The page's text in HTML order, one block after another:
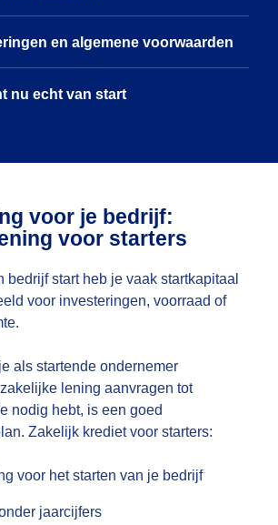
en algemene voorwaarden
nu echt van start
voor je bedrijf:
voor starters
bedrijf start heb je vaak startkapitaal
voor investeringen, voorraad of
als startende ondernemer
lening aanvragen tot
nodig hebt, is een goed
Zakelijk krediet voor starters:
voor het starten van je bedrijf
jaarcijfers